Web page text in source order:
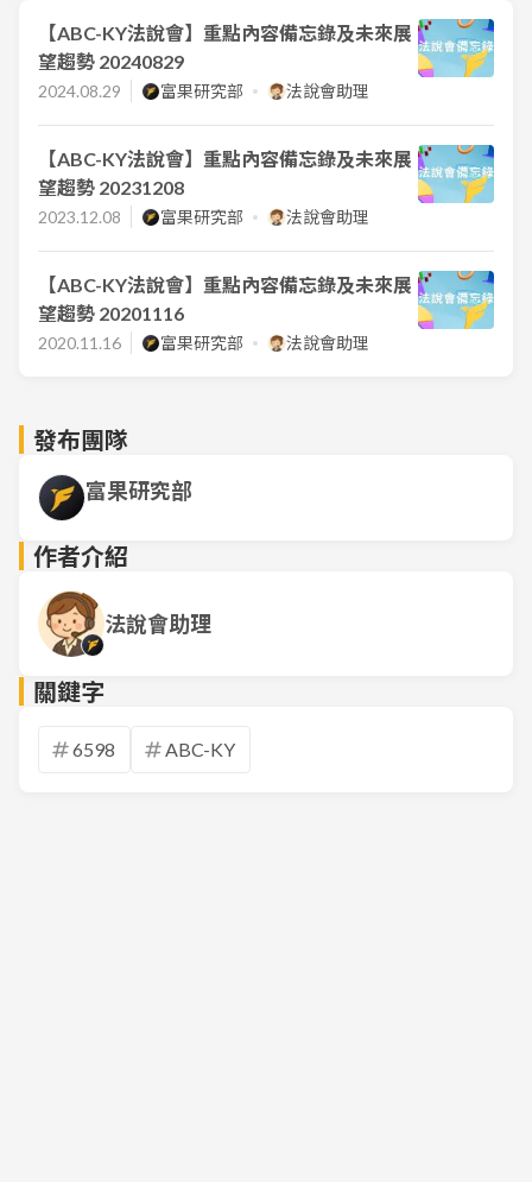
【ABC-KY法說會】重點內容備忘錄及未來展
望趨勢 20240829
2024.08.29 富果研究部 法說會助理
【ABC-KY法說會】重點內容備忘錄及未來展
望趨勢 20231208
2023.12.08 富果研究部 法說會助理
【ABC-KY法說會】重點內容備忘錄及未來展
望趨勢 20201116
2020.11.16 富果研究部 法說會助理
發布團隊
富果研究部
作者介紹
法說會助理
關鍵字
6598 ABC-KY